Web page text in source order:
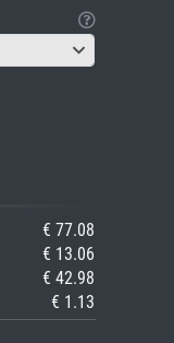
€ 77.08
€ 13.06
€ 42.98
€ 1.13